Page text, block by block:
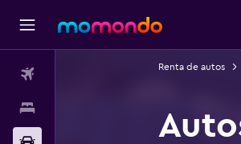
Renta de autos